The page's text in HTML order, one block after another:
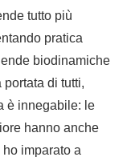
tutto più
pratica
biodinamiche
di tutti,
è innegabile: le
hanno anche
imparato a